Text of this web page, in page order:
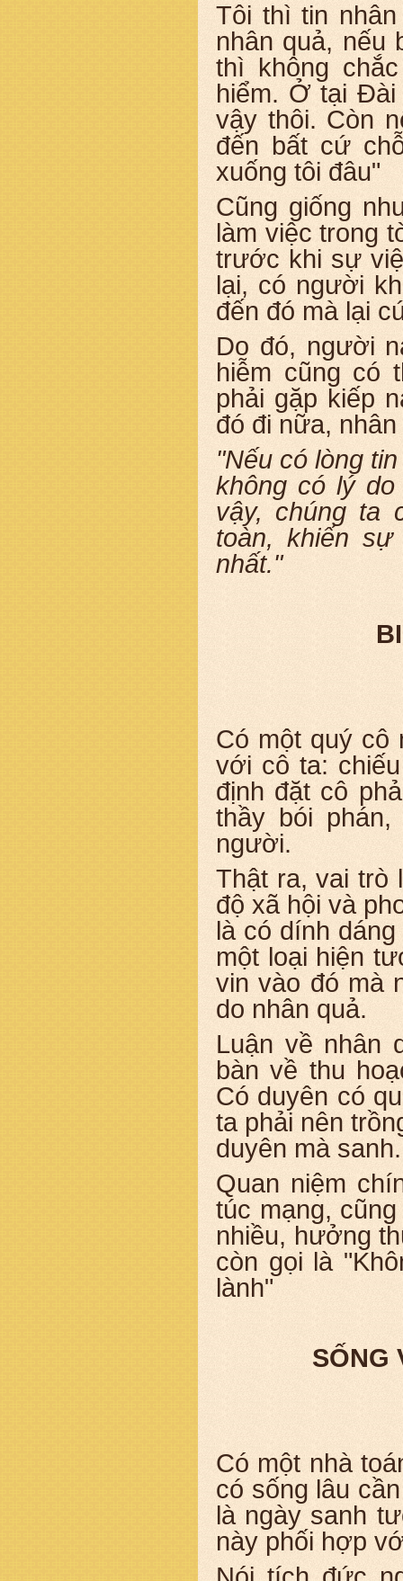
Tôi thì tin
nhân quả, nếu
thì không
hiểm. Ở tại
vậy thôi. Còn
đến bất cứ
xuống tôi đâu"
Cũng giống
làm việc trong
trước khi sự
lại, có người
đến đó mà lại
Do đó, người
hiễm cũng có
phải gặp kiếp
đó đi nữa,
"Nếu có lòng
không có lý
vậy, chúng ta
toàn, khiến
nhất."
Có một quý cô
với cô ta:
định đặt cô
thầy bói
người.
Thật ra, vai trò
độ xã hội và
là có dính
một loại hiện
vin vào đó mà
do nhân quả.
Luận về nhân
bàn về thu
Có duyên có
ta phải nên
duyên mà sanh.
Quan niệm
túc mạng,
nhiều, hưởng
còn gọi là
lành"
SỐNG
Có một nhà
có sống lâu
là ngày sanh
này phối hợp